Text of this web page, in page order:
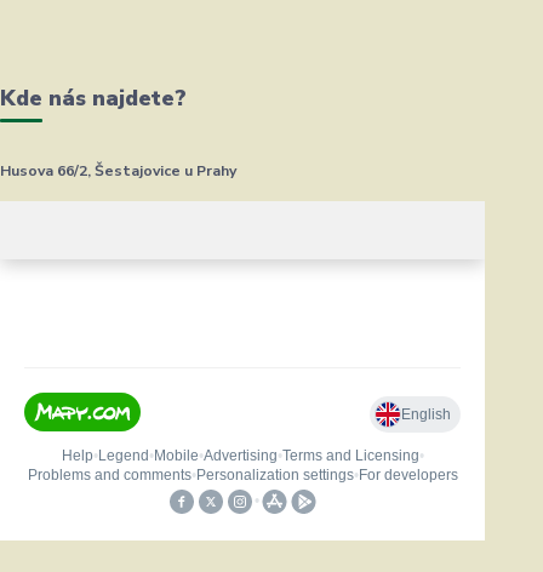
Kde nás najdete?
Husova 66/2, Šestajovice u Prahy